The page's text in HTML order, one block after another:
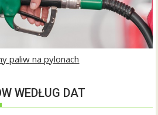
paliw na pylonach
WEDŁUG DAT